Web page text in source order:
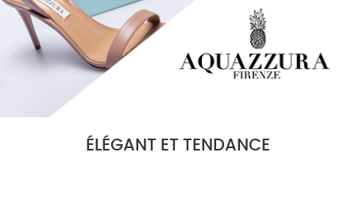
ÉLÉGANT ET TENDANCE